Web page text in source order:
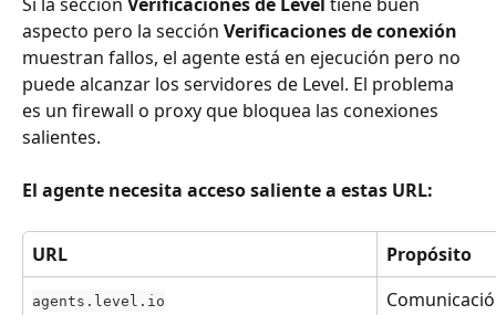
aspecto pero la sección Verificaciones de conexión
muestran fallos, el agente está en ejecución pero no
puede alcanzar los servidores de Level. El problema
es un firewall o proxy que bloquea las conexiones
salientes.
El agente necesita acceso saliente a estas URL:
URL Propósito
agents.level.io